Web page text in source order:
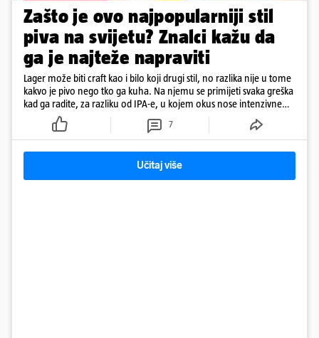
Zašto je ovo najpopularniji stil
piva na svijetu? Znalci kažu da
ga je najteže napraviti
Lager može biti craft kao i bilo koji drugi stil, no razlika nije u tome
kakvo je pivo nego tko ga kuha. Na njemu se primijeti svaka greška
kad ga radite, za razliku od IPA-e, u kojem okus nose intenzivne
7
Učitaj više